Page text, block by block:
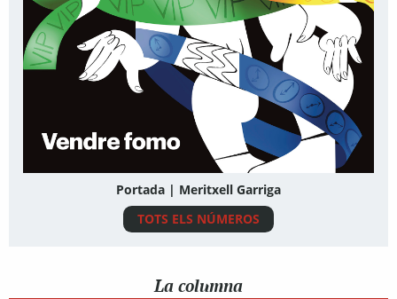
Portada | Meritxell Garriga
TOTS ELS NÚMEROS
La columna